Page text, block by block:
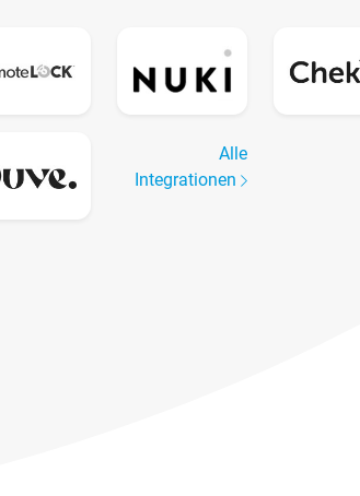
Alle
Integrationen